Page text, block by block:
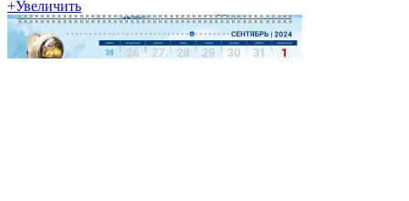
+Увеличить